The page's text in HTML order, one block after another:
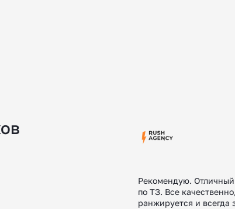
Рекомендую. Отличный
по ТЗ. Все
ранжируется и всегда